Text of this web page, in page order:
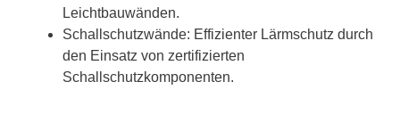
Leichtbauwänden.
Schallschutzwände: Effizienter Lärmschutz durch
den Einsatz von zertifizierten
Schallschutzkomponenten.